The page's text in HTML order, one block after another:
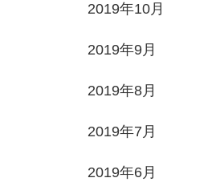
2019年10月
2019年9月
2019年8月
2019年7月
2019年6月